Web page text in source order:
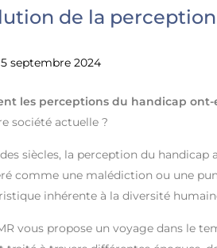
de la
septembre 2024
les perceptions du handicap ont-
société actuelle ?
siècles, la perception du
comme une malédiction ou une
inhérente à la diversité
vous propose un voyage dans le